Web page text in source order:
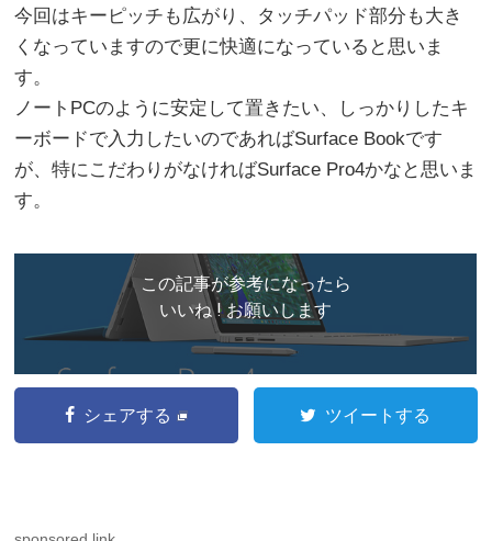
今回はキーピッチも広がり、タッチパッド部分も大き
くなっていますので更に快適になっていると思いま
す。
ノートPCのように安定して置きたい、しっかりしたキ
ーボードで入力したいのであればSurface Bookです
が、特にこだわりがなければSurface Pro4かなと思いま
す。
この記事が参考になったら
いいね ! お願いします
シェアする ツイートする